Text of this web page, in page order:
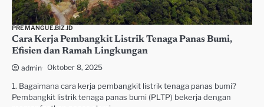
PREMANGUE.BIZ.ID
Cara Kerja Pembangkit Listrik Tenaga Panas Bumi,
Efisien dan Ramah Lingkungan
admin Oktober 8, 2025
1. Bagaimana cara kerja pembangkit listrik tenaga panas bumi?
Pembangkit listrik tenaga panas bumi (PLTP) bekerja dengan